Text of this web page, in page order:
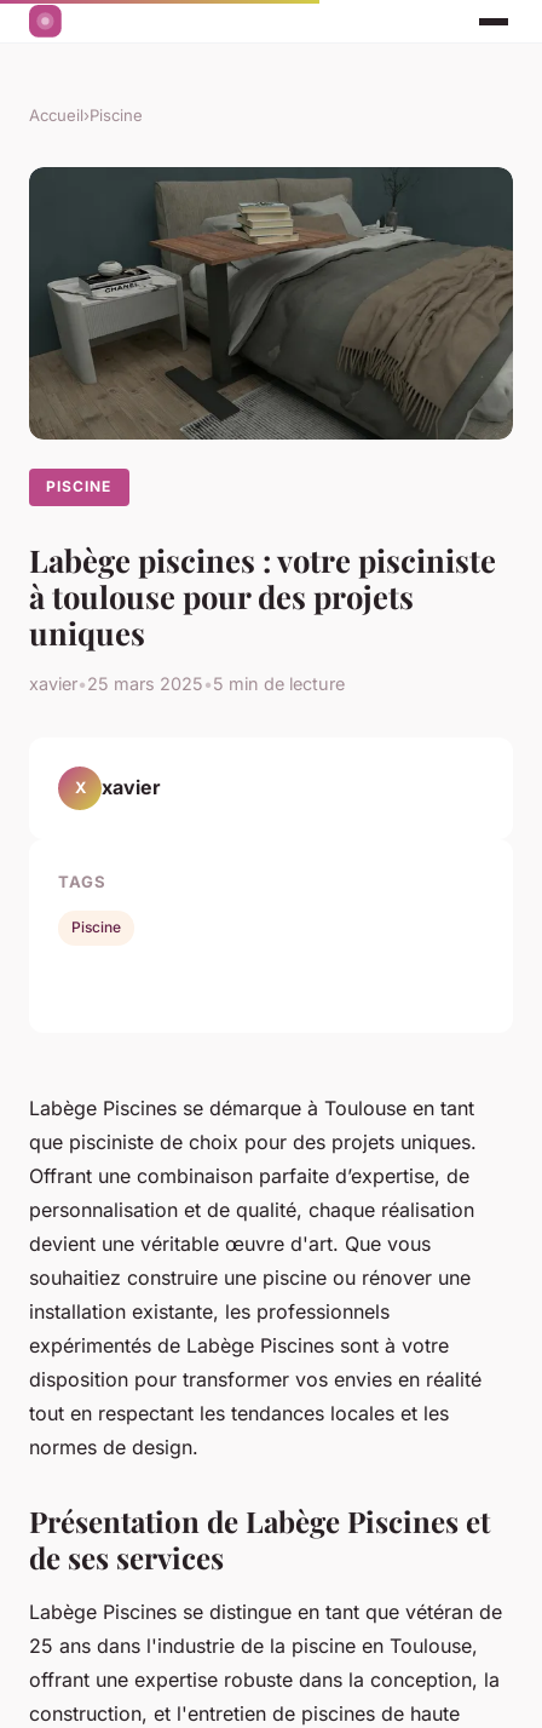
Accueil›Piscine
PISCINE
Labège piscines : votre pisciniste
à toulouse pour des projets
uniques
xavier•25 mars 2025•5 min de lecture
Labège Piscines se démarque à Toulouse en tant
que pisciniste de choix pour des projets uniques.
Offrant une combinaison parfaite d’expertise, de
personnalisation et de qualité, chaque réalisation
devient une véritable œuvre d'art. Que vous
souhaitiez construire une piscine ou rénover une
installation existante, les professionnels
expérimentés de Labège Piscines sont à votre
disposition pour transformer vos envies en réalité
tout en respectant les tendances locales et les
normes de design.
Présentation de Labège Piscines et
de ses services
Labège Piscines se distingue en tant que vétéran de
25 ans dans l'industrie de la piscine en Toulouse,
offrant une expertise robuste dans la conception, la
construction, et l'entretien de piscines de haute
X xavier
TAGS
Piscine